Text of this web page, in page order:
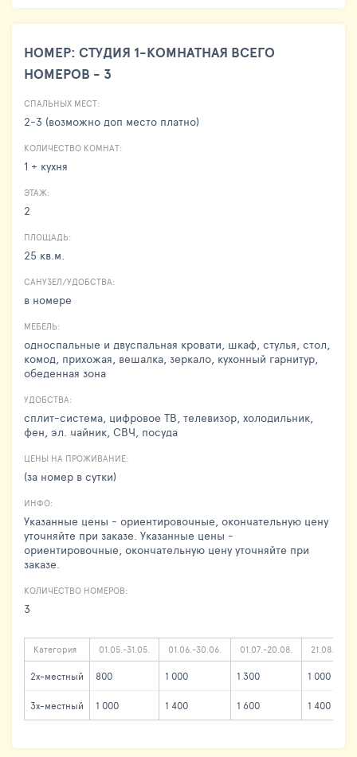
НОМЕР: СТУДИЯ 1-КОМНАТНАЯ ВСЕГО
НОМЕРОВ - 3
СПАЛЬНЫХ МЕСТ:
2-3 (возможно доп место платно)
КОЛИЧЕСТВО КОМНАТ:
1 + кухня
ЭТАЖ:
2
ПЛОЩАДЬ:
25 кв.м.
САНУЗЕЛ/УДОБСТВА:
в номере
МЕБЕЛЬ:
односпальные и двуспальная кровати, шкаф, стулья, стол,
комод, прихожая, вешалка, зеркало, кухонный гарнитур,
обеденная зона
УДОБСТВА:
сплит-система, цифровое ТВ, телевизор, холодильник,
фен, эл. чайник, СВЧ, посуда
ЦЕНЫ НА ПРОЖИВАНИЕ:
(за номер в сутки)
ИНФО:
Указанные цены - ориентировочные, окончательную цену
уточняйте при заказе. Указанные цены -
ориентировочные, окончательную цену уточняйте при
заказе.
КОЛИЧЕСТВО НОМЕРОВ:
3
Категория 01.05.-31.05. 01.06.-30.06. 01.07.-20.08. 21.08.-
2х-местный 800 1 000 1 300 1 000
3х-местный 1 000 1 400 1 600 1 400